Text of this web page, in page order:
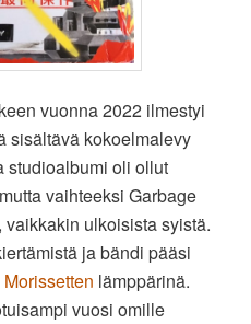
vuonna 2022 ilmestyi
sisältävä kokoelmalevy
studioalbumi oli ollut
vaihteeksi Garbage
ulkoisista syistä.
ja bändi pääsi
lämppärinä.
vuosi omille